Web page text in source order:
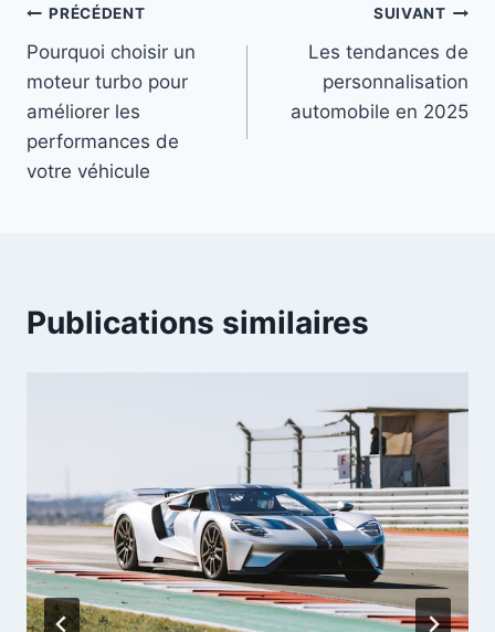
Navigation
de
l’article
PRÉCÉDENT
Pourquoi choisir un
moteur turbo pour
améliorer les
performances de
votre véhicule
SUIVANT
Les tendances de
personnalisation
automobile en 2025
Publications similaires